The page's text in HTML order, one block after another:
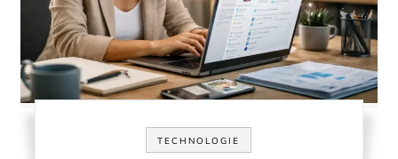
TECHNOLOGIE